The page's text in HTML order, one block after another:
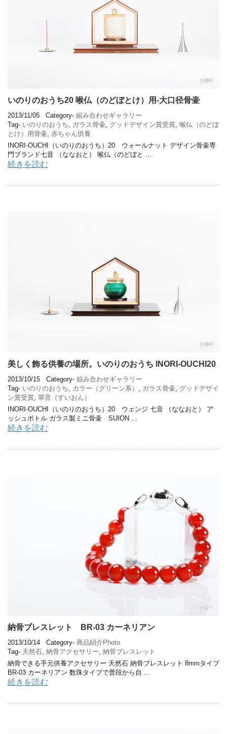
いのりのおうち20 喉仏（のどぼとけ）用-大口径骨壷
2013/11/05 Category- 組み合わせギャラリー
Tag- いのりのおうち ガラス骨壷 グッドデザイン賞受賞 喉仏（のどぼ
とけ）用骨壷 赤ちゃん供養
INORI-OUCHI（いのりのおうち）20 ウォールナット デザイン骨壷専
門ブランド七音 （ななおと） 喉仏（のどぼと ...
続きを読む
美しく飾る供養の場所。いのりのおうち INORI-OUCHI20
2013/10/15 Category- 組み合わせギャラリー
Tag- いのりのおうち カラー（グリーン系） ガラス骨壷 グッドデザイ
ン賞受賞 翠音（すいおん）
INORI-OUCHI（いのりのおうち）20 ウェンジ 七音 （ななおと） ア
ッシュボトル ガラス製ミニ骨壷 SUION ...
続きを読む
納骨ブレスレット BR-03 カーネリアン
2013/10/14 Category- 商品紹介Photo
Tag- 天然石, 納骨アクセサリー, 納骨ブレスレット
納骨できる手元供養アクセサリー 天然石 納骨ブレスレット 8mmタイプ
BR-03 カーネリアン 数珠タイプで普段から自 ...
続きを読む